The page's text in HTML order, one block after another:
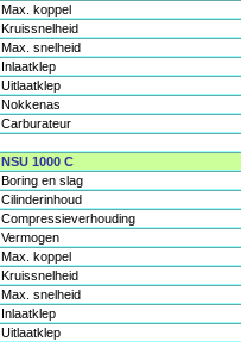
Max. koppel
Kruissnelheid
Max. snelheid
Inlaatklep
Uitlaatklep
Nokkenas
Carburateur
NSU 1000 C
Boring en slag
Cilinderinhoud
Compressieverhouding
Vermogen
Max. koppel
Kruissnelheid
Max. snelheid
Inlaatklep
Uitlaatklep